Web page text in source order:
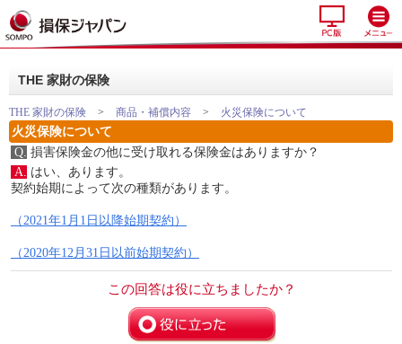
THE 家財の保険
THE 家財の保険 > 商品・補償内容 > 火災保険について
火災保険について
Q. 損害保険金の他に受け取れる保険金はありますか？
A. はい、あります。
契約始期によって次の種類があります。
（2021年1月1日以降始期契約）
（2020年12月31日以前始期契約）
この回答は役に立ちましたか？